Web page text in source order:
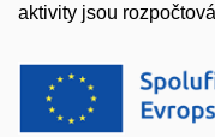
aktivity jsou